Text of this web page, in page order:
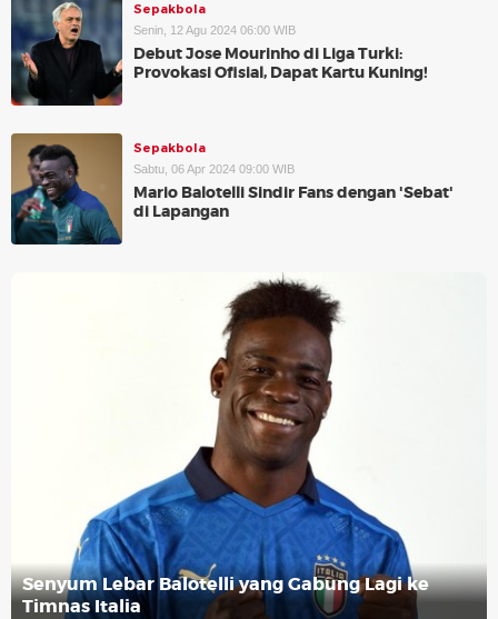
Sepakbola
Senin, 12 Agu 2024 06:00 WIB
Debut Jose Mourinho di Liga Turki:
Provokasi Ofisial, Dapat Kartu Kuning!
Sepakbola
Sabtu, 06 Apr 2024 09:00 WIB
Mario Balotelli Sindir Fans dengan 'Sebat'
di Lapangan
Senyum Lebar Balotelli yang Gabung Lagi ke
Timnas Italia